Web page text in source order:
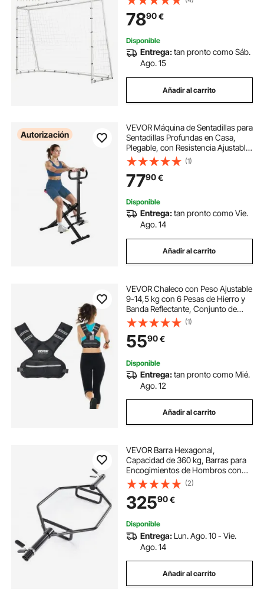
Entrenamiento en Solitario,
Entrenamiento en Equipo, Pases,
Voleibol
7890€
Disponible
Entrega:tan pronto como Sáb.
Ago. 15
Añadir al carrito
Autorización
VEVOR Máquina de Sentadillas para
Sentadillas Profundas en Casa,
Plegable, con Resistencia Ajustable
de 12 Niveles, Equipo de
Entrenamiento en Casa para
Glúteos y Piernas, 900 x 580 x 1120
mm
(1)
7790€
Disponible
Entrega:tan pronto como Vie.
Ago. 14
Añadir al carrito
VEVOR Chaleco con Peso Ajustable
9-14,5 kg con 6 Pesas de Hierro y
Banda Reflectante, Conjunto de
Ejercicios con Chaleco con Peso
Corporal Unisex, Equipo para
Entrenamiento de Fuerza, Correr y
Trotar
(1)
5590€
Disponible
Entrega:tan pronto como Mié.
Ago. 12
Añadir al carrito
VEVOR Barra Hexagonal,
Capacidad de 360 kg, Barras para
Encogimientos de Hombros con
Agarres Moleteados, Equipo de
Levantamiento de Pesas y
Entrenamiento de Fuerza, Negro,
1425 x 580 x 147 mm
(2)
32590€
Disponible
Entrega: Lun. Ago. 10 - Vie.
Ago. 14
Añadir al carrito